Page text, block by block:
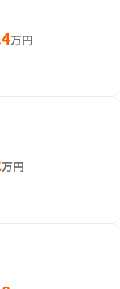
万円
万円